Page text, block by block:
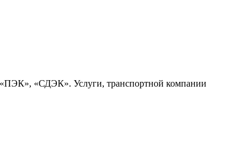
«СДЭК». Услуги, транспортной компании